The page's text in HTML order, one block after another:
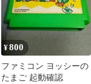
¥800
ファミコン ヨッシーの
たまご 起動確認